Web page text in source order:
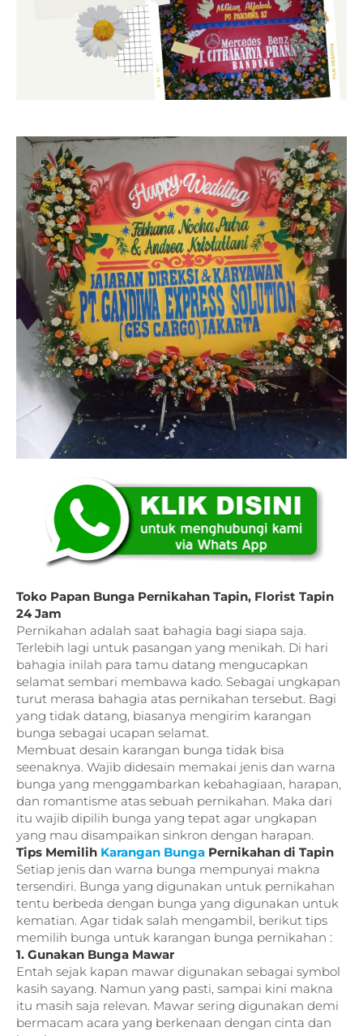
Toko Papan Bunga Pernikahan Tapin, Florist Tapin
24 Jam
Pernikahan adalah saat bahagia bagi siapa saja.
Terlebih lagi untuk pasangan yang menikah. Di hari
bahagia inilah para tamu datang mengucapkan
selamat sembari membawa kado. Sebagai ungkapan
turut merasa bahagia atas pernikahan tersebut. Bagi
yang tidak datang, biasanya mengirim karangan
bunga sebagai ucapan selamat.
Membuat desain karangan bunga tidak bisa
seenaknya. Wajib didesain memakai jenis dan warna
bunga yang menggambarkan kebahagiaan, harapan,
dan romantisme atas sebuah pernikahan. Maka dari
itu wajib dipilih bunga yang tepat agar ungkapan
yang mau disampaikan sinkron dengan harapan.
Tips Memilih Karangan Bunga Pernikahan di Tapin
Setiap jenis dan warna bunga mempunyai makna
tersendiri. Bunga yang digunakan untuk pernikahan
tentu berbeda dengan bunga yang digunakan untuk
kematian. Agar tidak salah mengambil, berikut tips
memilih bunga untuk karangan bunga pernikahan :
1. Gunakan Bunga Mawar
Entah sejak kapan mawar digunakan sebagai symbol
kasih sayang. Namun yang pasti, sampai kini makna
itu masih saja relevan. Mawar sering digunakan demi
bermacam acara yang berkenaan dengan cinta dan